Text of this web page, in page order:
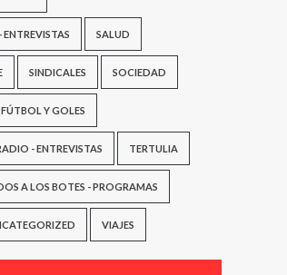
SALUD
SINDICALES SOCIEDAD
Y GOLES
- ENTREVISTAS TERTULIA
A LOS BOTES - PROGRAMAS
VIAJES